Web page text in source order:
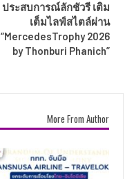
ประสบการณ์ลักชัวรี เติม
เต็มไลฟ์สไตล์ผ่าน
“MercedesTrophy 2026
by Thonburi Phanich”
More From Author